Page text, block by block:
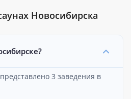
Новосибирска
3 заведения в